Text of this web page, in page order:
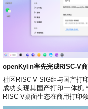
openKylin率先完成RISC-V
社区RISC-V SIG组与国产打
成功实现其国产打印一体机
RISC-V桌面生态在商用打印